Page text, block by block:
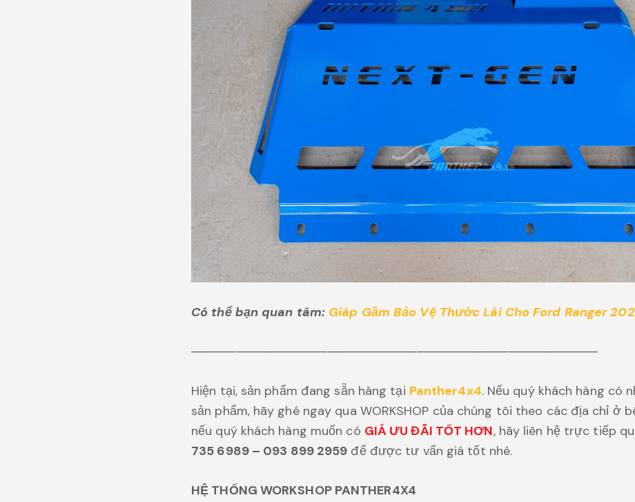
Có thể bạn quan tâm: Giáp Gầm Bảo Vệ Thước Lái Cho Ford Ranger
─────────────────────────────────────────────
Hiện tại, sản phẩm đang sẵn hàng tại Panther4x4. Nếu quý khách hàng có
sản phẩm, hãy ghé ngay qua WORKSHOP của chúng tôi theo các địa chỉ ở
nếu quý khách hàng muốn có GIÁ ƯU ĐÃI TỐT HƠN, hãy liên hệ trực tiếp
735 6989 – 093 899 2959 để được tư vấn giá tốt nhé.
HỆ THỐNG WORKSHOP PANTHER4X4